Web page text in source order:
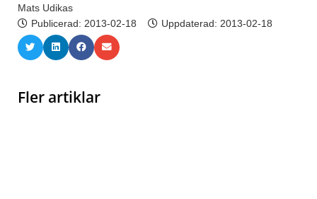
Mats Udikas
Publicerad: 2013-02-18 Uppdaterad: 2013-02-18
Fler artiklar